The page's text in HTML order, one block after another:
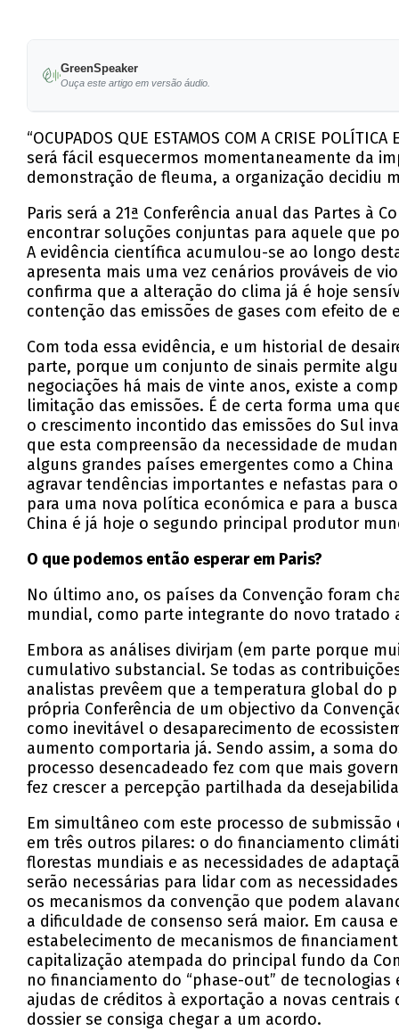
GreenSpeaker
Ouça este artigo em versão áudio.
“OCUPADOS QUE ESTAMOS COM A CRISE
será fácil esquecermos momentaneamente da
demonstração de fleuma, a organização decidiu
Paris será a 21ª Conferência anual das Partes à
encontrar soluções conjuntas para aquele que
A evidência científica acumulou-se ao longo
apresenta mais uma vez cenários prováveis de
confirma que a alteração do clima já é hoje
contenção das emissões de gases com efeito de
Com toda essa evidência, e um historial de
parte, porque um conjunto de sinais permite
negociações há mais de vinte anos, existe a
limitação das emissões. É de certa forma uma
o crescimento incontido das emissões do Sul
que esta compreensão da necessidade de
alguns grandes países emergentes como a
agravar tendências importantes e nefastas
para uma nova política económica e para a
China é já hoje o segundo principal produtor
O que podemos então esperar em Paris?
No último ano, os países da Convenção foram
mundial, como parte integrante do novo tratado
Embora as análises divirjam (em parte porque
cumulativo substancial. Se todas as
analistas prevêem que a temperatura global do
própria Conferência de um objectivo da
como inevitável o desaparecimento de
aumento comportaria já. Sendo assim, a soma
processo desencadeado fez com que mais
fez crescer a percepção partilhada da
Em simultâneo com este processo de
em três outros pilares: o do financiamento
florestas mundiais e as necessidades de
serão necessárias para lidar com as
os mecanismos da convenção que podem
a dificuldade de consenso será maior. Em
estabelecimento de mecanismos de
capitalização atempada do principal fundo da
no financiamento do “phase-out” de
ajudas de créditos à exportação a novas
dossier se consiga chegar a um acordo.